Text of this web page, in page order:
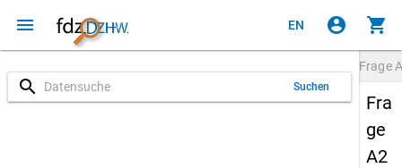
menu EN account_circle shopping_cart
search Suchen
Frage
Fra
ge
A2